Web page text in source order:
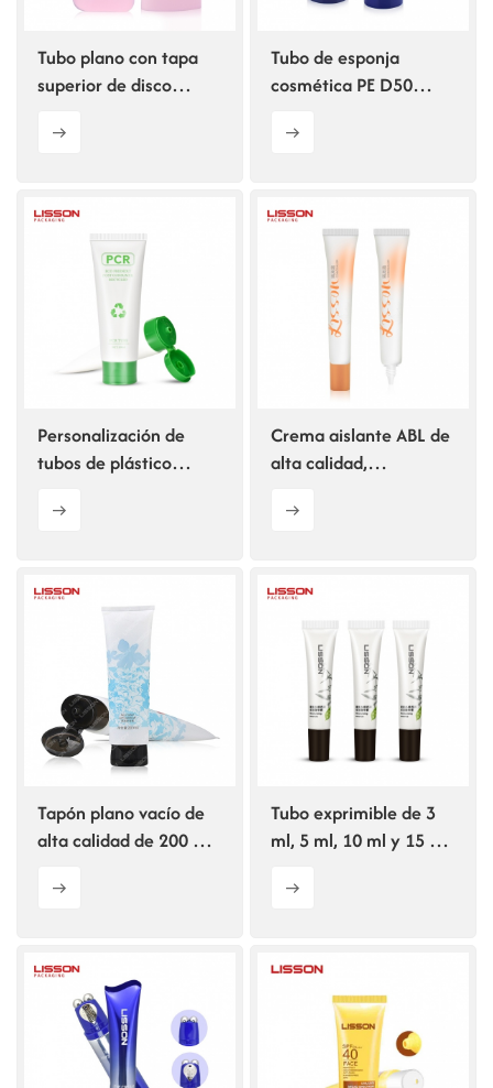
Tubo plano con tapa
superior de disco
de fábrica para loción
Tubo de esponja
cosmética PE D50
Personalización de
tubos de plástico
Crema aislante ABL de
alta calidad,
25 ml, en tubo con
Tapón plano vacío de
alta calidad de 200 ml
cosméticos.
Tubo exprimible de 3
ml, 5 ml, 10 ml y 15 ml
gratuitas de